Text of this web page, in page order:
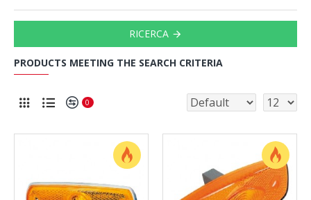
RICERCA
PRODUCTS MEETING THE SEARCH CRITERIA
0